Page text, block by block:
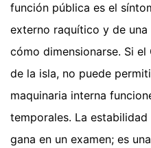
función pública es el
externo raquítico y de
cómo dimensionarse. Si
de la isla, no puede
maquinaria interna
temporales. La
gana en un examen; es